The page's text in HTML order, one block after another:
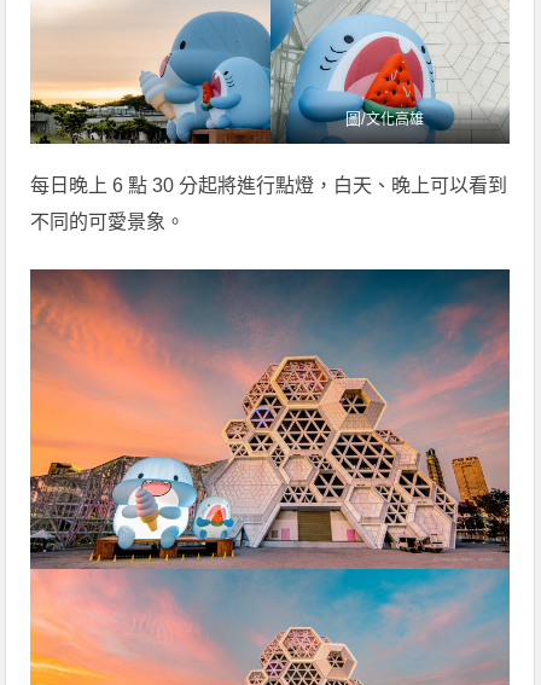
圖/文化高雄
每日晚上 6 點 30 分起將進行點燈，白天、晚上可以看到
不同的可愛景象。